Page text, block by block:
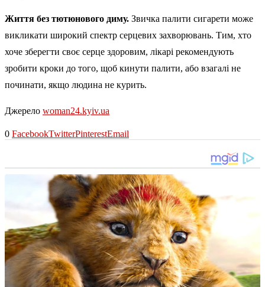
Життя без тютюнового диму. Звичка палити сигарети може
викликати широкий спектр серцевих захворювань. Тим, хто
хоче зберегти своє серце здоровим, лікарі рекомендують
зробити кроки до того, щоб кинути палити, або взагалі не
починати, якщо людина не курить.
Джерело woman24.kyiv.ua
0 FacebookTwitterPinterestEmail